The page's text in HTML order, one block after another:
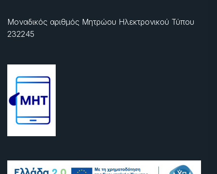
Μοναδικός αριθμός Μητρώου Ηλεκτρονικού Τύπου
232245